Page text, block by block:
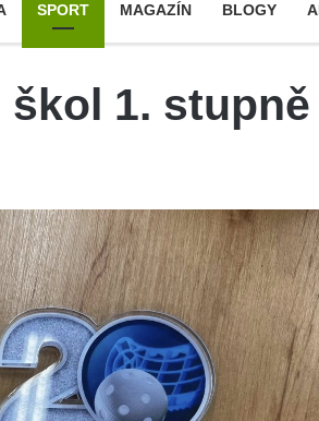
SPORT MAGAZÍN BLOGY
1.